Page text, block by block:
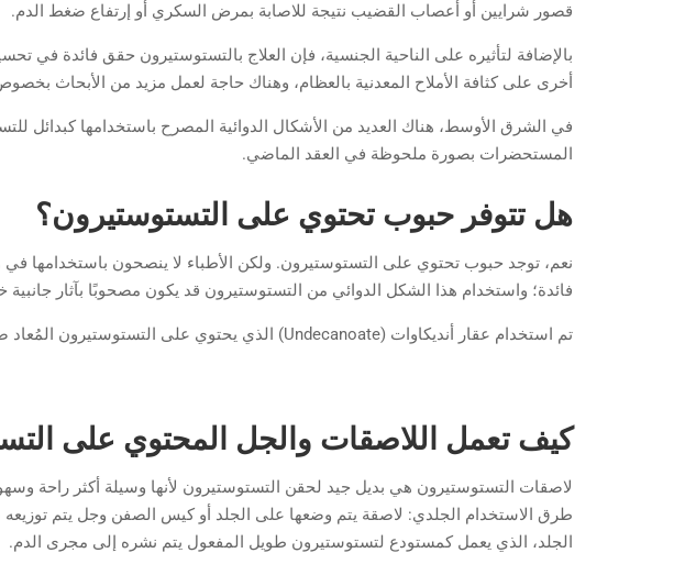
قصور شرايين أو أعصاب القضيب نتيجة للاصابة بمرض السكري أو إرتفاع ضغط الدم.
بالإضافة لتأثيره على الناحية الجنسية، فإن العلاج بالتستوستيرون حقق فائدة في
أخرى على كثافة الأملاح المعدنية بالعظام، وهناك حاجة لعمل مزيد من الأبحاث
في الشرق الأوسط، هناك العديد من الأشكال الدوائية المصرح باستخدامها
المستحضرات بصورة ملحوظة في العقد الماضي.
هل تتوفر حبوب تحتوي على التستوستيرون؟
نعم، توجد حبوب تحتوي على التستوستيرون. ولكن الأطباء لا ينصحون باستخدامها
فائدة؛ واستخدام هذا الشكل الدوائي من التستوستيرون قد يكون مصحوبًا بآثار جانبية
تم استخدام عقار أنديكاوات (Undecanoate) الذي يحتوي على التستوستيرون المُعاد صياغته في أوروبا كعلاج فموي ولم يتسبب في حدوث تسمم يُذكر في الكبد.
كيف تعمل اللاصقات والجل المحتوي على
لاصقات التستوستيرون هي بديل جيد لحقن التستوستيرون لأنها وسيلة أكثر راحة
طرق الاستخدام الجلدي: لاصقة يتم وضعها على الجلد أو كيس الصفن وجل يتم
الجلد، الذي يعمل كمستودع لتستوستيرون طويل المفعول يتم نشره إلى مجرى الدم.